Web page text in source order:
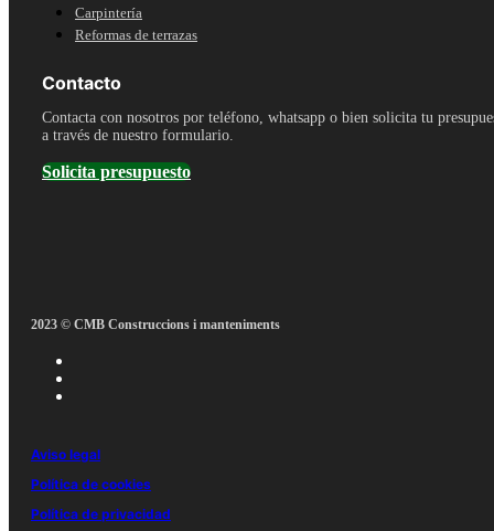
Carpintería
Reformas de terrazas
Contacto
Contacta con nosotros por teléfono, whatsapp o bien solicita tu
a través de nuestro formulario.
Solicita presupuesto
2023 © CMB Construccions i manteniments
Aviso legal
Política de cookies
Política de privacidad